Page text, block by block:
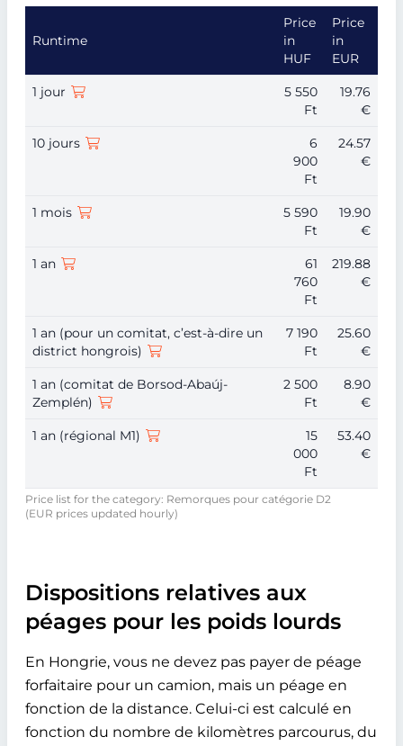
Price list for the category: Remorques pour catégorie D2
(EUR prices updated hourly)
Runtime
Price
in
HUF
Price
in
EUR
1 jour
5 550
Ft
19.76
€
10 jours
6
900
Ft
24.57
€
1 mois
5 590
Ft
19.90
€
1 an
61
760
Ft
219.88
€
1 an (pour un comitat, c’est-à-dire un
district hongrois)
7 190
Ft
25.60
€
1 an (comitat de Borsod-Abaúj-
Zemplén)
2 500
Ft
8.90
€
1 an (régional M1)
15
000
Ft
53.40
€
Dispositions relatives aux
péages pour les poids lourds
En Hongrie, vous ne devez pas payer de péage
forfaitaire pour un camion, mais un péage en
fonction de la distance. Celui-ci est calculé en
fonction du nombre de kilomètres parcourus, du